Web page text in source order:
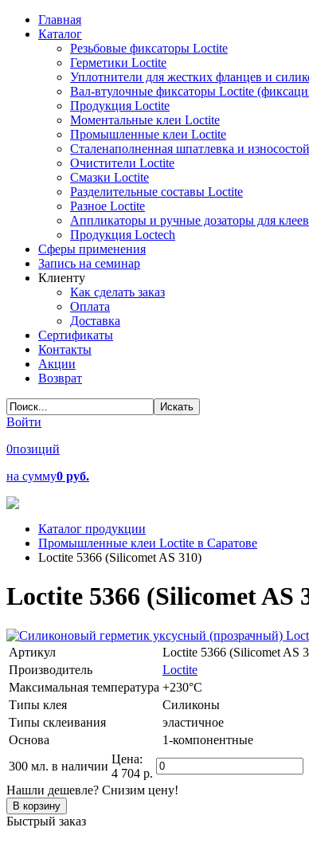
Главная
Каталог
Резьбовые фиксаторы Loctite
Герметики Loctite
Уплотнители для жестких фланцев и
Вал-втулочные фиксаторы Loctite
Продукция Loctite
Моментальные клеи Loctite
Промышленные клеи Loctite
Сталенаполненная шпатлевка и
Очистители Loctite
Смазки Loctite
Разделительные составы Loctite
Разное Loctite
Аппликаторы и ручные дозаторы для клеев
Продукция Loctech
Сферы применения
Запись на семинар
Клиенту
Как сделать заказ
Оплата
Доставка
Сертификаты
Контакты
Акции
Возврат
Войти
0позиций
на сумму0 руб.
Каталог продукции
Промышленные клеи Loctite в Саратове
Loctite 5366 (Silicomet AS 310)
Loctite 5366 (Silicomet AS
Артикул
Loctite 5366 (Silicomet AS
Производитель
Loctite
Максимальная температура +230°C
Типы клея
Силиконы
Типы склеивания
эластичное
Основа
1-компонентные
300 мл. в наличии
Цена:
4 704 р.
Нашли дешевле? Снизим цену!
Быстрый заказ